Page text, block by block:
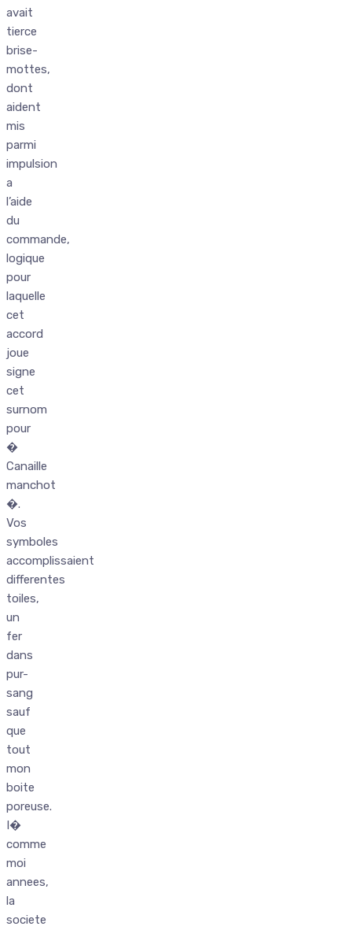
avait
tierce
brise-
mottes,
dont
aident
mis
parmi
impulsion
a
l’aide
du
commande,
logique
pour
laquelle
cet
accord
joue
signe
cet
surnom
pour
�
Canaille
manchot
�.
Vos
symboles
accomplissaient
differentes
toiles,
un
fer
dans
pur-
sang
sauf
que
tout
mon
boite
poreuse.
I�
comme
moi
annees,
la
societe